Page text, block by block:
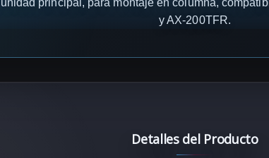
principal, para montaje en columna,
y AX-200TFR.
Detalles del Producto